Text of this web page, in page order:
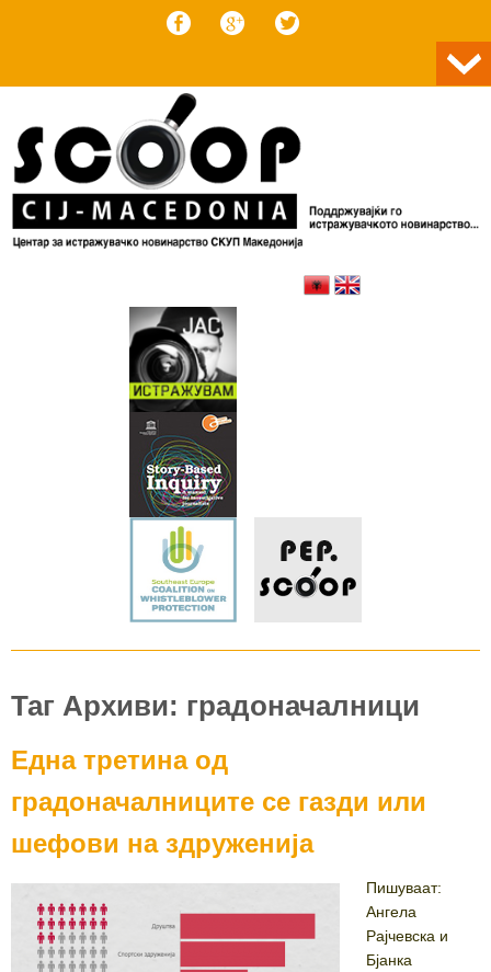
Таг Архиви: градоначалници
Една третина од
градоначалниците се газди или
шефови на здруженија
Пишуваат:
Ангела
Рајчевска и
Бјанка